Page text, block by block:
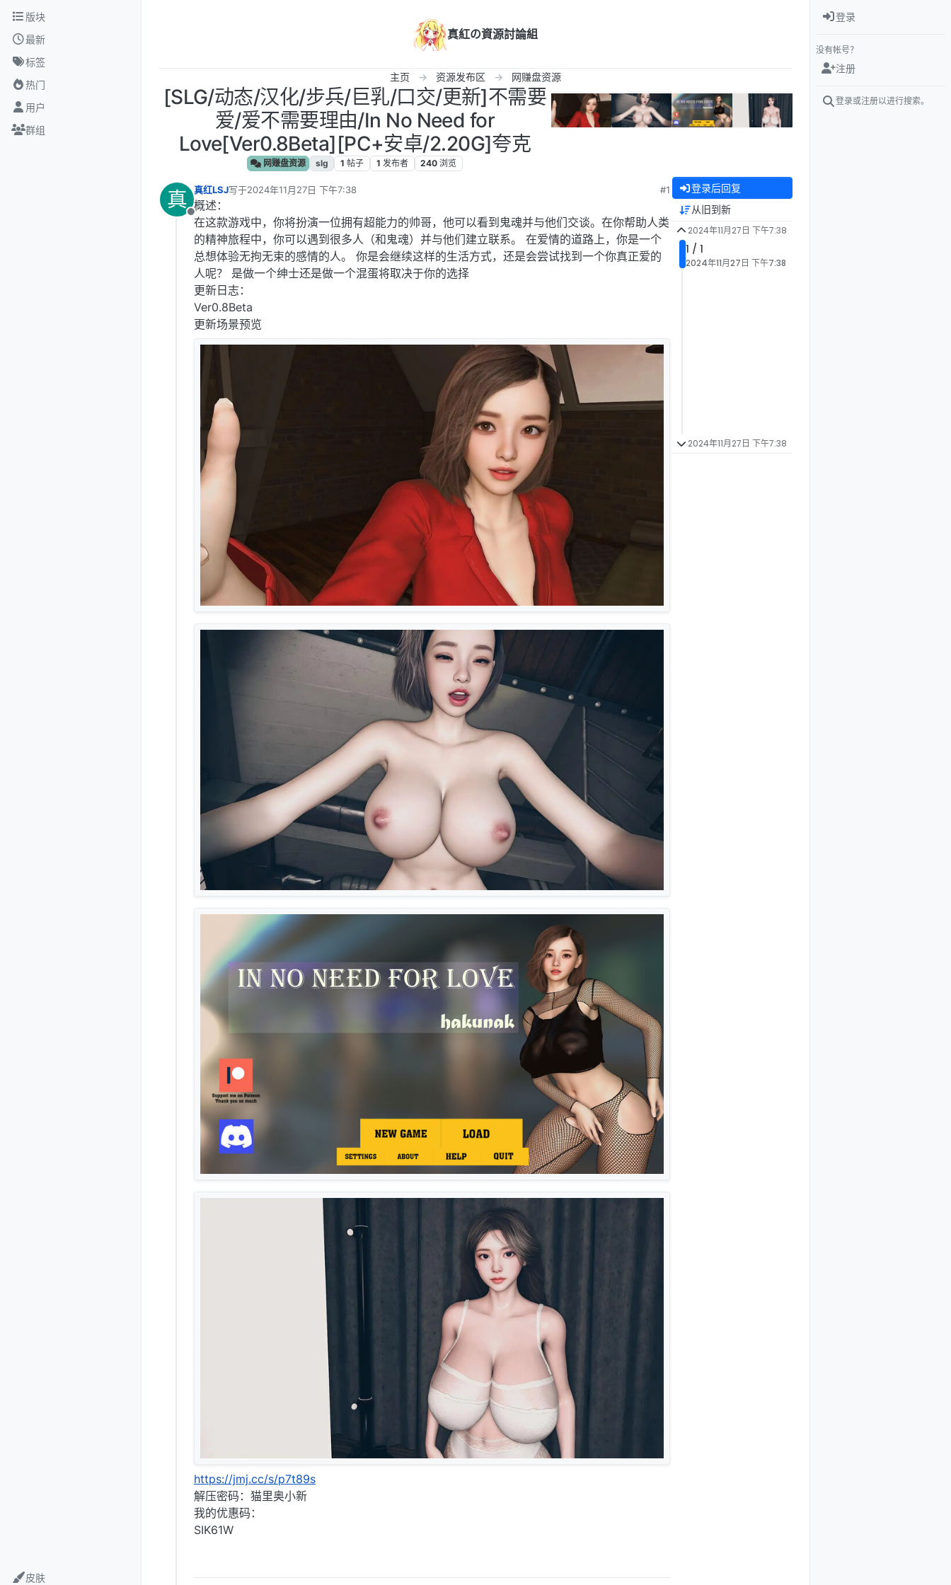
跳转至内容
版块
最新
标签
热门
用户
群组
皮肤
真紅の資源討論組
主页 资源发布区 网赚盘资源
[SLG/动态/汉化/步兵/巨乳/口交/更新]不需要
爱/爱不需要理由/In No Need for
Love[Ver0.8Beta][PC+安卓/2.20G]夸克
网赚盘资源 slg 1 帖子 1 发布者 240 浏览
真
离线
真红LSJ写于2024年11月27日 下午7:38
最后由 编辑
#1
概述：
在这款游戏中，你将扮演一位拥有超能力的帅哥，他可以看到鬼魂并与他们交谈。在你帮助人类
的精神旅程中，你可以遇到很多人（和鬼魂）并与他们建立联系。 在爱情的道路上，你是一个
总想体验无拘无束的感情的人。 你是会继续这样的生活方式，还是会尝试找到一个你真正爱的
人呢？ 是做一个绅士还是做一个混蛋将取决于你的选择
更新日志：
Ver0.8Beta
更新场景预览
https://jmj.cc/s/p7t89s
解压密码：猫里奥小新
我的优惠码：
SIK61W
登录后回复
从旧到新
2024年11月27日 下午7:38
1 / 1
2024年11月27日 下午7:38
2024年11月27日 下午7:38
登录
没有帐号？
注册
登录或注册以进行搜索。